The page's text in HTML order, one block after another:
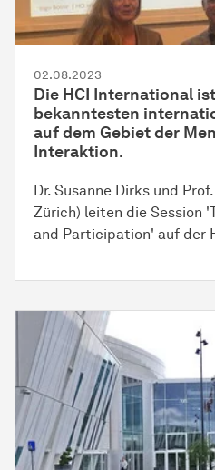
02.08.2023
Die HCI International
bekanntesten
auf dem Gebiet der
Interaktion.
Dr. Susanne Dirks und
Zürich) leiten die Session
and Participation' auf der